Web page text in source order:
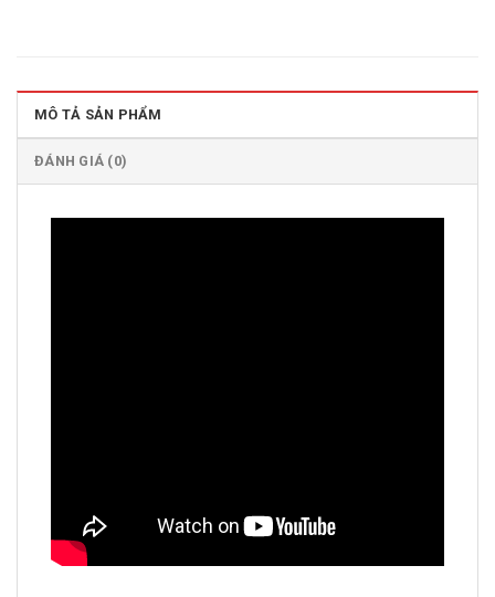
MÔ TẢ SẢN PHẨM
ĐÁNH GIÁ (0)